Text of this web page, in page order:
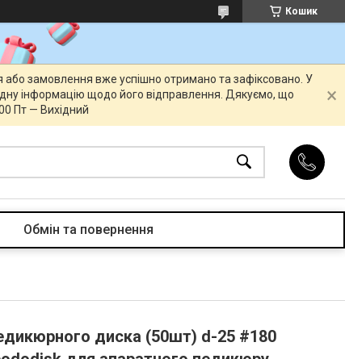
Кошик
замовлення вже успішно отримано та зафіксовано. У
інформацію щодо його відправлення. Дякуємо, що
Пт — Вихідний
Обмін та повернення
диска (50шт) d-25 #180